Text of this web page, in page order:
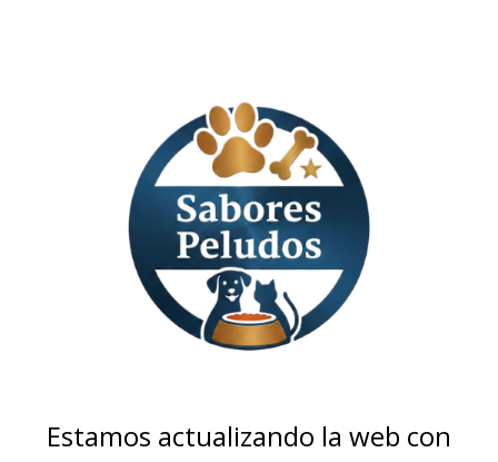
Estamos actualizando la web con